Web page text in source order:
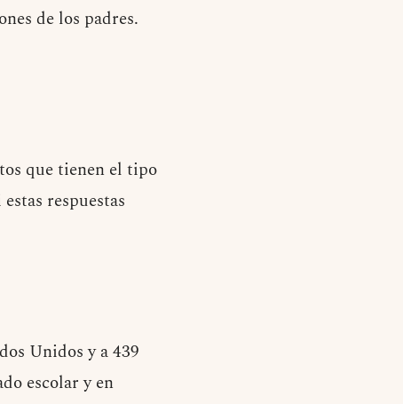
de los padres.
que tienen el tipo
respuestas
Unidos y a 439
escolar y en